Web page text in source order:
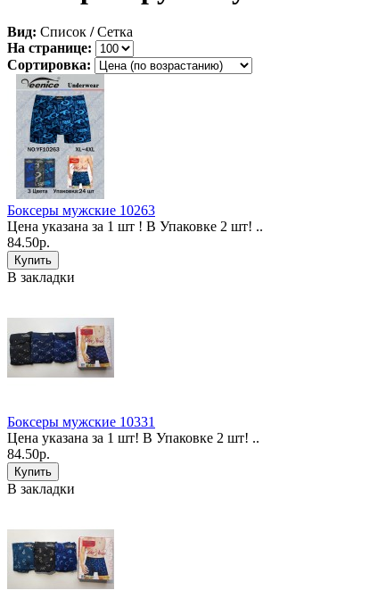
Вид: Список / Сетка
На странице:
Сортировка:
Боксеры мужские 10263
Цена указана за 1 шт ! В Упаковке 2 шт! ..
84.50р.
В закладки
Боксеры мужские 10331
Цена указана за 1 шт! В Упаковке 2 шт! ..
84.50р.
В закладки